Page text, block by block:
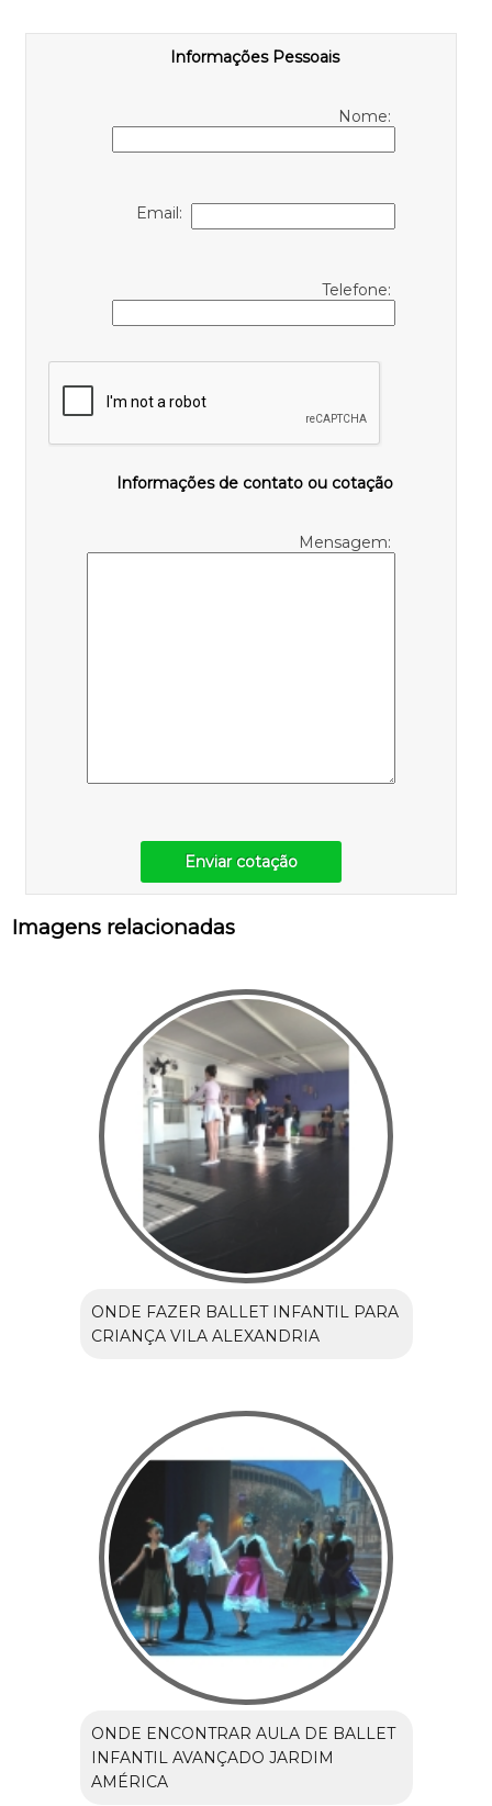
Informações Pessoais
Nome:
Email:
Telefone:
Informações de contato ou cotação
Mensagem:
Enviar cotação
Imagens relacionadas
ONDE FAZER BALLET INFANTIL PARA
CRIANÇA VILA ALEXANDRIA
ONDE ENCONTRAR AULA DE BALLET
INFANTIL AVANÇADO JARDIM
AMÉRICA